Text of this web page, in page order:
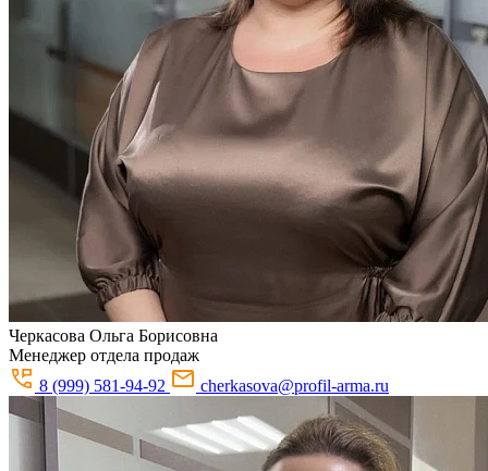
Черкасова Ольга Борисовна
Менеджер отдела продаж
8 (999) 581-94-92
cherkasova@profil-arma.ru